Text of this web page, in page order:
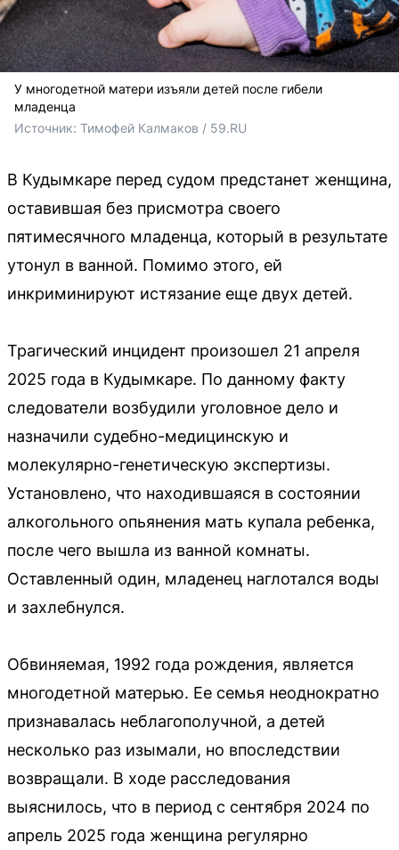
У многодетной матери изъяли детей после гибели
младенца
Источник: Тимофей Калмаков / 59.RU
В Кудымкаре перед судом предстанет женщина,
оставившая без присмотра своего
пятимесячного младенца, который в результате
утонул в ванной. Помимо этого, ей
инкриминируют истязание еще двух детей.
Трагический инцидент произошел 21 апреля
2025 года в Кудымкаре. По данному факту
следователи возбудили уголовное дело и
назначили судебно-медицинскую и
молекулярно-генетическую экспертизы.
Установлено, что находившаяся в состоянии
алкогольного опьянения мать купала ребенка,
после чего вышла из ванной комнаты.
Оставленный один, младенец наглотался воды
и захлебнулся.
Обвиняемая, 1992 года рождения, является
многодетной матерью. Ее семья неоднократно
признавалась неблагополучной, а детей
несколько раз изымали, но впоследствии
возвращали. В ходе расследования
выяснилось, что в период с сентября 2024 по
апрель 2025 года женщина регулярно